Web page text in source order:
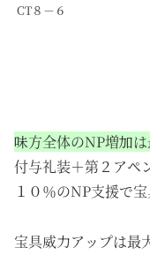
CT８－６
味方全体のNP増加
付与礼装＋第２アペ
１０％のNP支援で宝
宝具威力アップは最